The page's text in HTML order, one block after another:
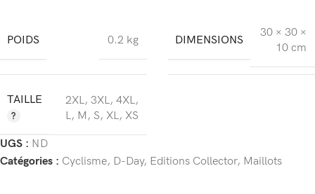
POIDS 0.2 kg DIMENSIONS
30 × 30 ×
10 cm
TAILLE 2XL, 3XL, 4XL,
L, M, S, XL, XS
UGS : ND
Catégories : Cyclisme, D-Day, Editions Collector, Maillots